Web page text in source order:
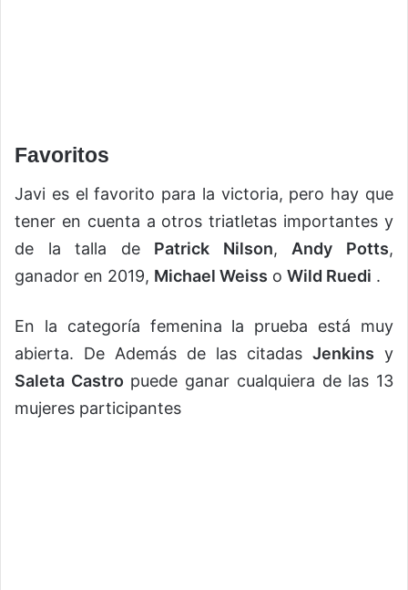
Favoritos
Javi es el favorito para la victoria, pero hay que
tener en cuenta a otros triatletas importantes y
de la talla de Patrick Nilson, Andy Potts,
ganador en 2019, Michael Weiss o Wild Ruedi .
En la categoría femenina la prueba está muy
abierta. De Además de las citadas Jenkins y
Saleta Castropuede ganar cualquiera de las 13
mujeres participantes